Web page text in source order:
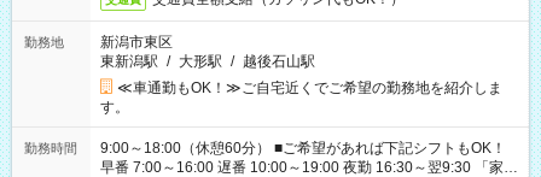
勤務地
新潟市東区
東新潟駅 / 大形駅 / 越後石山駅
≪車通勤もOK！≫ご自宅近くでご希望の勤務地を紹介しま
す。
勤務時間
9:00～18:00（休憩60分） ■ご希望があれば下記シフトもOK！
早番 7:00～16:00 遅番 10:00～19:00 夜勤 16:30～翌9:30 「家族